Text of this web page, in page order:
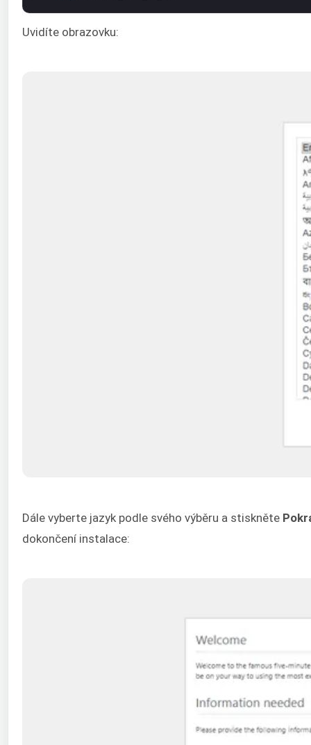
Uvidíte obrazovku:
Dále vyberte jazyk podle svého výběru a stiskněte
dokončení instalace: